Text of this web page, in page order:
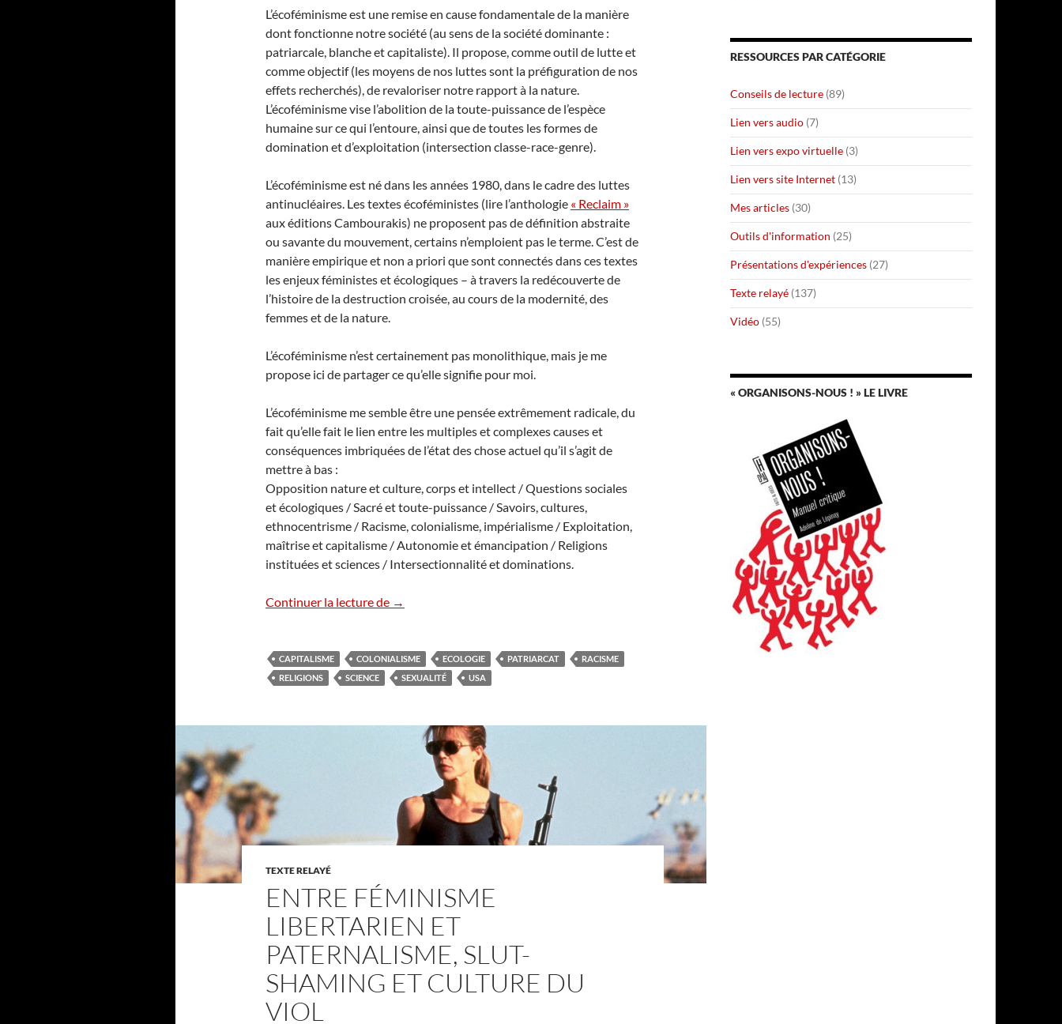
L’écoféminisme est une remise en cause fondamentale de la manière
dont fonctionne notre société (au sens de la société dominante :
patriarcale, blanche et capitaliste). Il propose, comme outil de lutte et
comme objectif (les moyens de nos luttes sont la préfiguration de nos
effets recherchés), de revaloriser notre rapport à la nature.
L’écoféminisme vise l’abolition de la toute-puissance de l’espèce
humaine sur ce qui l’entoure, ainsi que de toutes les formes de
domination et d’exploitation (intersection classe-race-genre).
L’écoféminisme est né dans les années 1980, dans le cadre des luttes
antinucléaires. Les textes écoféministes (lire l’anthologie « Reclaim »
aux éditions Cambourakis) ne proposent pas de définition abstraite
ou savante du mouvement, certains n’emploient pas le terme. C’est de
manière empirique et non a priori que sont connectés dans ces textes
les enjeux féministes et écologiques – à travers la redécouverte de
l’histoire de la destruction croisée, au cours de la modernité, des
femmes et de la nature.
L’écoféminisme n’est certainement pas monolithique, mais je me
propose ici de partager ce qu’elle signifie pour moi.
L’écoféminisme me semble être une pensée extrêmement radicale, du
fait qu’elle fait le lien entre les multiples et complexes causes et
conséquences imbriquées de l’état des chose actuel qu’il s’agit de
mettre à bas :
Opposition nature et culture, corps et intellect / Questions sociales
et écologiques / Sacré et toute-puissance / Savoirs, cultures,
ethnocentrisme / Racisme, colonialisme, impérialisme / Exploitation,
maîtrise et capitalisme / Autonomie et émancipation / Religions
instituées et sciences / Intersectionnalité et dominations.
Continuer la lecture de L’écoféminisme – Une intersectionnalité globale et radicale
→
CAPITALISME COLONIALISME ECOLOGIE PATRIARCAT
RACISME
RELIGIONS
SCIENCE SEXUALITÉ USA
TEXTE RELAYÉ
ENTRE FÉMINISME
LIBERTARIEN ET
PATERNALISME, SLUT-
SHAMING ET CULTURE DU
VIOL
RESSOURCES PAR CATÉGORIE
Conseils de lecture (89)
Lien vers audio (7)
Lien vers expo virtuelle (3)
Lien vers site Internet (13)
Mes articles (30)
Outils d'information (25)
Présentations d'expériences (27)
Texte relayé (137)
Vidéo (55)
« ORGANISONS-NOUS ! » LE LIVRE